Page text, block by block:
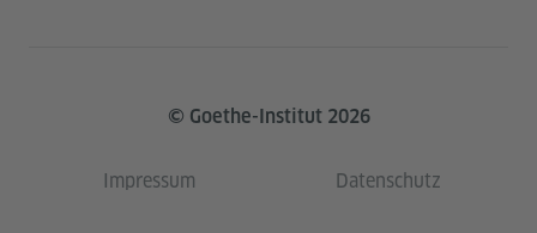
© Goethe-Institut 2026
Impressum Datenschutz